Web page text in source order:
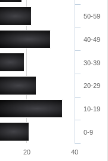
0-9
10-19
20-29
30-39
40-49
50-59
20 40